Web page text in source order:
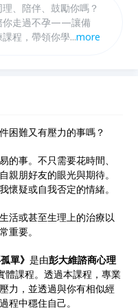
、陪伴、鼓勵你嗎？
你走過不孕——讓備
程，帶領你學習穩住
...more
困難又有壓力的事嗎？
的事。不只需要花時間、
親朋好友的眼光與期待。
懷疑或自我否定的情緒。
活或甚至生理上的治療以
重要。
單》是由彭大維諮商心理
體課程。透過本課程，專業
力，並透過與你有相似經
程中穩住自己。